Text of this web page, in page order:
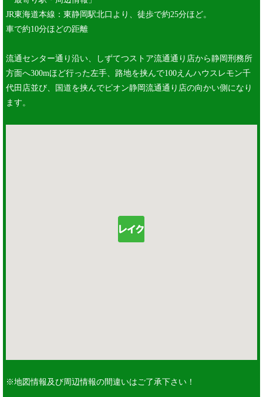
JR東海道本線：東静岡駅北口より、徒歩で約25分ほど。
車で約10分ほどの距離
流通センター通り沿い、しずてつストア流通通り店から静岡刑務所
方面へ300mほど行った左手、路地を挟んで100えんハウスレモン千
代田店並び、国道を挟んでピオン静岡流通通り店の向かい側になり
ます。
※地図情報及び周辺情報の間違いはご了承下さい！